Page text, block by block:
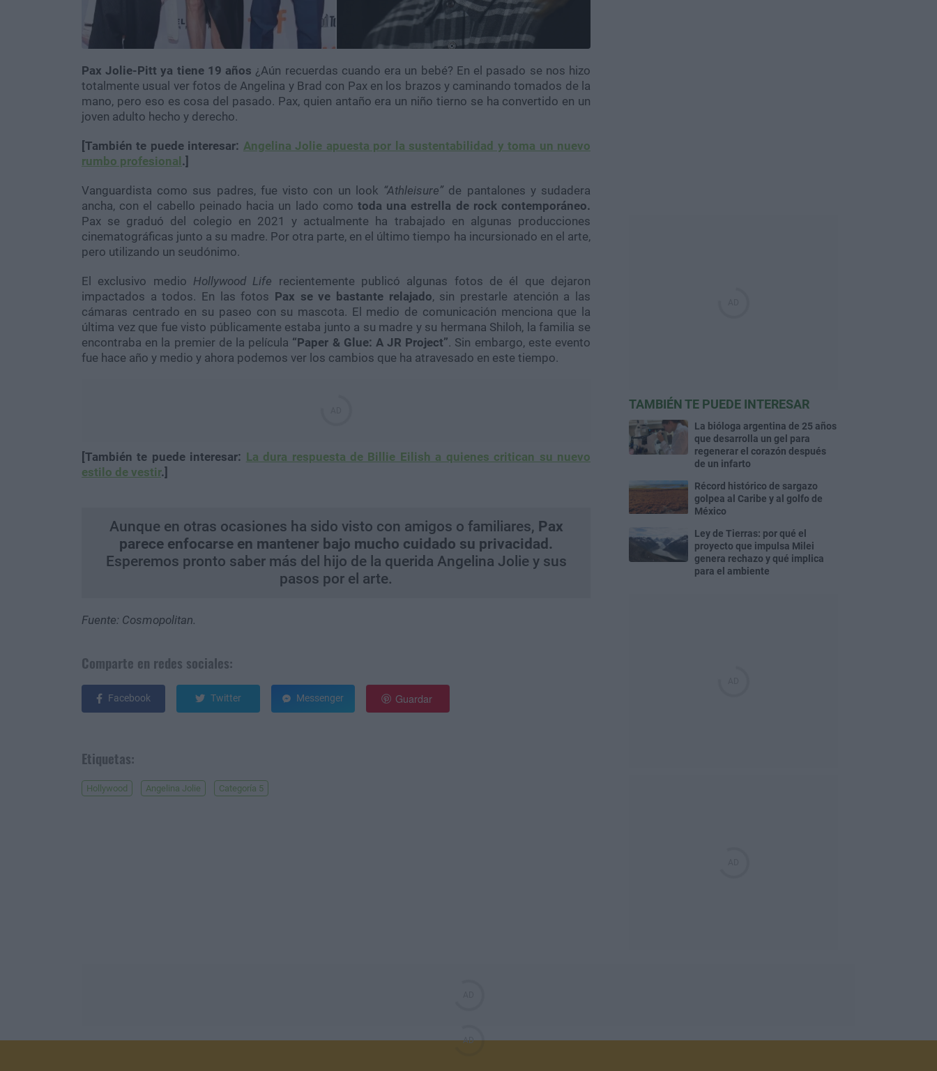
Pax Jolie-Pitt ya tiene 19 años ¿Aún recuerdas cuando era un bebé? En el pasado se nos hizo
totalmente usual ver fotos de Angelina y Brad con Pax en los brazos y caminando tomados de la
mano, pero eso es cosa del pasado. Pax, quien antaño era un niño tierno se ha convertido en un
joven adulto hecho y derecho.
[También te puede interesar: Angelina Jolie apuesta por la sustentabilidad y toma un nuevo
rumbo profesional.]
Vanguardista como sus padres, fue visto con un look “Athleisure” de pantalones y sudadera
ancha, con el cabello peinado hacia un lado como toda una estrella de rock contemporáneo.
Pax se graduó del colegio en 2021 y actualmente ha trabajado en algunas producciones
cinematográficas junto a su madre. Por otra parte, en el último tiempo ha incursionado en el arte,
pero utilizando un seudónimo.
El exclusivo medio Hollywood Life recientemente publicó algunas fotos de él que dejaron
impactados a todos. En las fotos Pax se ve bastante relajado, sin prestarle atención a las
cámaras centrado en su paseo con su mascota. El medio de comunicación menciona que la
última vez que fue visto públicamente estaba junto a su madre y su hermana Shiloh, la familia se
encontraba en la premier de la película “Paper & Glue: A JR Project”. Sin embargo, este evento
fue hace año y medio y ahora podemos ver los cambios que ha atravesado en este tiempo.
[También te puede interesar: La dura respuesta de Billie Eilish a quienes critican su nuevo
estilo de vestir.]
Aunque en otras ocasiones ha sido visto con amigos o familiares, Pax
parece enfocarse en mantener bajo mucho cuidado su privacidad.
Esperemos pronto saber más del hijo de la querida Angelina Jolie y sus
pasos por el arte.
Fuente: Cosmopolitan.
Comparte en redes sociales:
Facebook Twitter Messenger Guardar
Etiquetas:
Hollywood Angelina Jolie Categoría 5
TAMBIÉN TE PUEDE INTERESAR
La bióloga argentina de 25 años
que desarrolla un gel para
regenerar el corazón después
de un infarto
Récord histórico de sargazo
golpea al Caribe y al golfo de
México
Ley de Tierras: por qué el
proyecto que impulsa Milei
genera rechazo y qué implica
para el ambiente